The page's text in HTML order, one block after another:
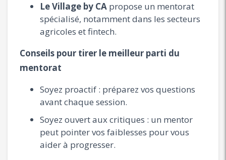
Le Village by CA propose un mentorat
spécialisé, notamment dans les secteurs
agricoles et fintech.
Conseils pour tirer le meilleur parti du
mentorat
Soyez proactif : préparez vos questions
avant chaque session.
Soyez ouvert aux critiques : un mentor
peut pointer vos faiblesses pour vous
aider à progresser.